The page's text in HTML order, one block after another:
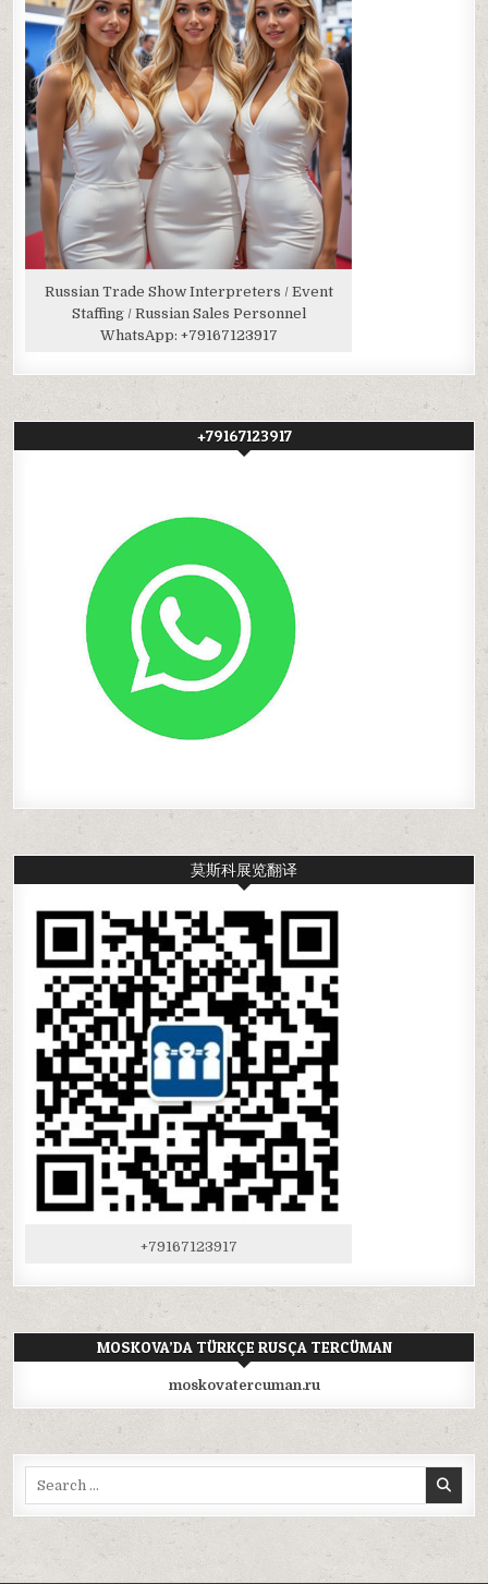
Russian Trade Show Interpreters / Event
Staffing / Russian Sales Personnel
WhatsApp: +79167123917
+79167123917
莫斯科展览翻译
+79167123917
MOSKOVA’DA TÜRKÇE RUSÇA TERCÜMAN
moskovatercuman.ru